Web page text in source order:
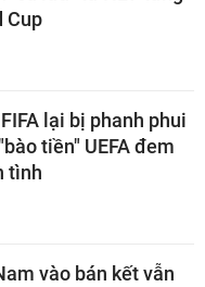
Cup
lại bị phanh phui
tiền" UEFA đem
tình
vào bán kết vẫn